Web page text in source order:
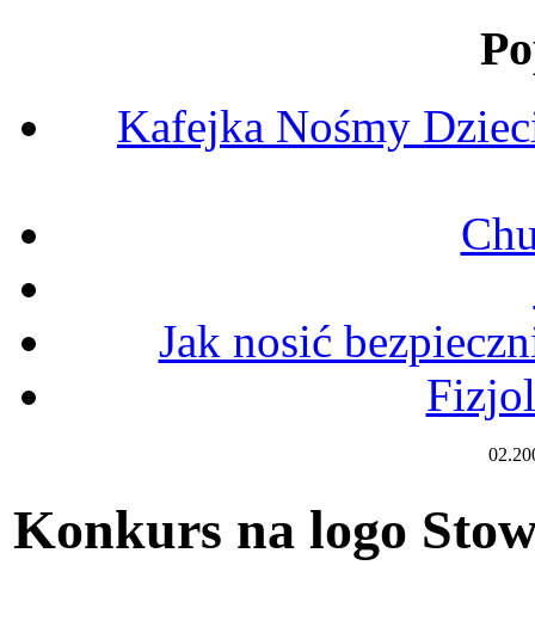
Kafejka Nośmy
Jak nosić
Konkurs na logo